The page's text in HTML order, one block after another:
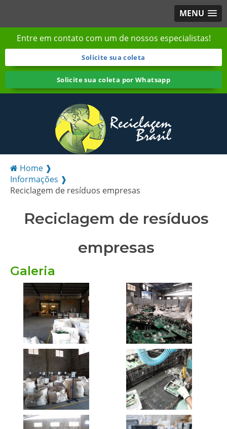
MENU
Entre em contato com um de nossos especialistas!
Solicite sua coleta
Solicite sua coleta por Whatsapp
Home ❱
Informações ❱
Reciclagem de resíduos empresas
Reciclagem de resíduos
empresas
Galeria